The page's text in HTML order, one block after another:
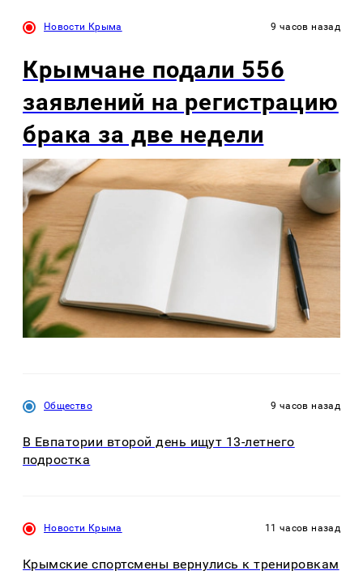
Новости Крыма 9 часов назад
Крымчане подали 556
заявлений на регистрацию
брака за две недели
Общество 9 часов назад
В Евпатории второй день ищут 13-летнего
подростка
Новости Крыма 11 часов назад
Крымские спортсмены вернулись к тренировкам